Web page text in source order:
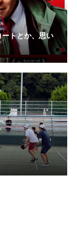
トとか、思い